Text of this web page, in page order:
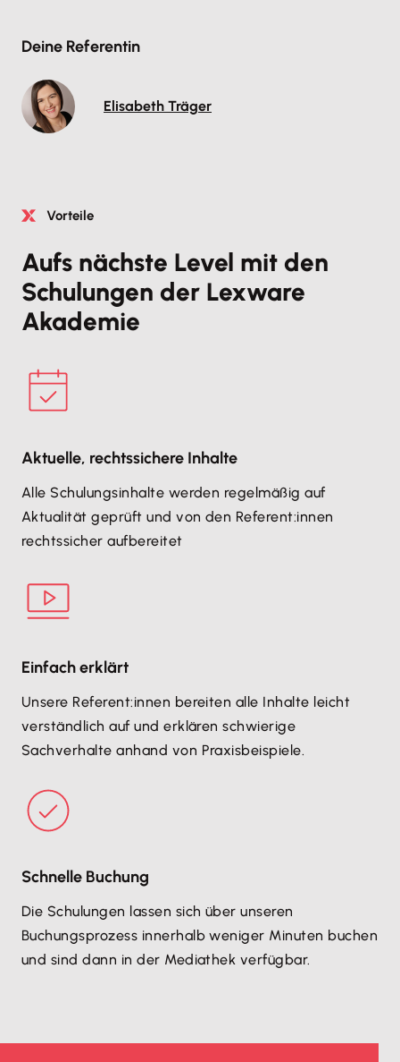
Deine Referentin
Elisabeth Träger
Vorteile
Aufs nächste Level mit den
Schulungen der Lexware
Akademie
Aktuelle, rechtssichere Inhalte
Alle Schulungsinhalte werden regelmäßig auf
Aktualität geprüft und von den Referent:innen
rechtssicher aufbereitet
Einfach erklärt
Unsere Referent:innen bereiten alle Inhalte leicht
verständlich auf und erklären schwierige
Sachverhalte anhand von Praxisbeispiele.
Schnelle Buchung
Die Schulungen lassen sich über unseren
Buchungsprozess innerhalb weniger Minuten buchen
und sind dann in der Mediathek verfügbar.